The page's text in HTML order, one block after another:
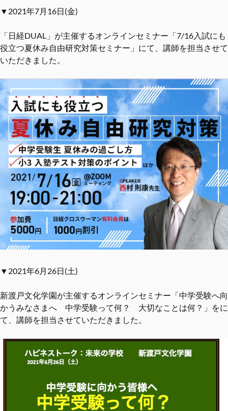
▼2021年7月16日(金)
「日経DUAL」が主催するオンラインセミナー「7/16入試にも
役立つ夏休み自由研究対策セミナー」にて、講師を担当させて
いただきました。
▼2021年6月26日(土)
新渡戸文化学園が主催するオンラインセミナー「中学受験へ向
かうみなさまへ 中学受験って何？ 大切なことは何？」をに
て、講師を担当させていただきました。